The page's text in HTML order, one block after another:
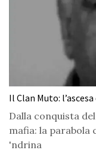
Il Clan Muto:
Dalla conquista
mafia: la parabola
'ndrina